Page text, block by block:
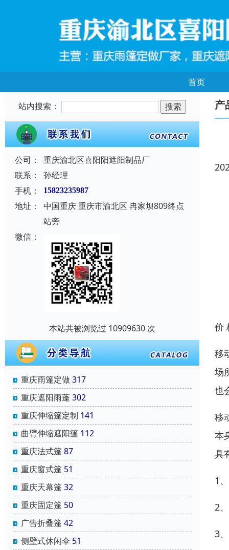
首页
站内搜索：
公司：
重庆渝北区喜阳阳遮阳制品厂
联系：
孙经理
手机：
15823235987
地址：
中国重庆 重庆市渝北区 冉家坝809终点
站旁
微信：
本站共被浏览过 10909630 次
重庆雨篷定做317
重庆遮阳雨蓬302
重庆伸缩篷定制 141
曲臂伸缩遮阳篷 112
重庆法式篷 87
重庆窗式篷 51
重庆天幕篷 32
重庆固定篷 50
广告折叠篷 42
侧壁式休闲伞 51
产
价
移
场
也
移
本
具
1
2
3